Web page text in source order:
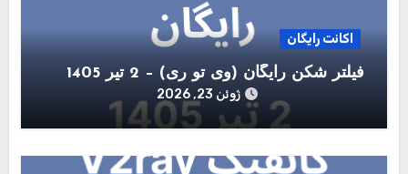
اکانت رایگان
فیلتر شکن رایگان (وی تو ری) – 2 تیر 1405
ژوئن 23, 2026